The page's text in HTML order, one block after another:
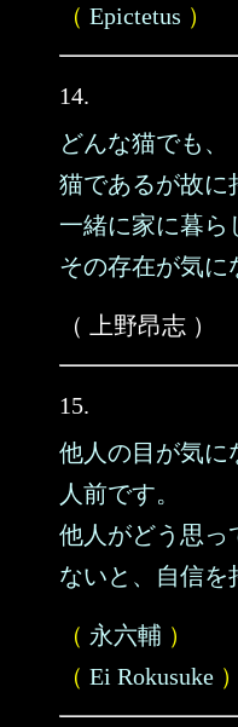
（ Epictetus ）
14.
どんな猫でも、
猫であるが故に
一緒に家に暮ら
その存在が気に
（ 上野昂志 ）
15.
他人の目が気に
人前です。
他人がどう思っ
ないと、自信を
（ 永六輔 ）
（ Ei Rokusuke ）